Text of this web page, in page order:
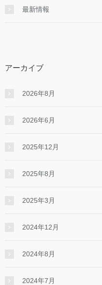
最新情報
アーカイブ
2026年8月
2026年6月
2025年12月
2025年8月
2025年3月
2024年12月
2024年8月
2024年7月